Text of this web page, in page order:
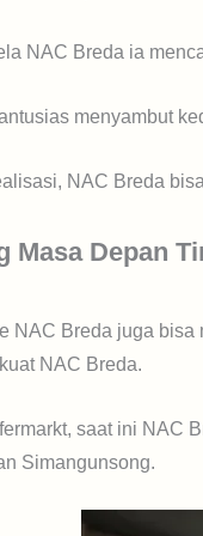
NAC Breda ia
menyambut
NAC Breda
Masa Depan
NAC Breda juga
NAC Breda.
saat ini NAC
Simangunsong.